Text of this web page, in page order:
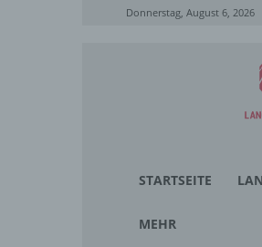
Donnerstag, August 6, 2026
STARTSEITE
MEHR